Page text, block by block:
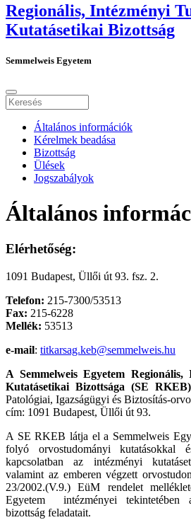
Regionális, Intézményi
Kutatásetikai Bizottság
Semmelweis Egyetem
Általános információk
Kérelmek beadása
Bizottság
Ülések
Jogszabályok
Általános
Elérhetőség:
1091 Budapest, Üllői út 93. fsz. 2.
Telefon: 215-7300/53513
Fax: 215-6228
Mellék: 53513
e-mail: titkarsag.keb@semmelweis.hu
A Semmelweis Egyetem Regionális,
Kutatásetikai Bizottsága (SE RKEB)
Patológiai, Igazságügyi és Biztosítás-
cím: 1091 Budapest, Üllői út 93.
A SE RKEB látja el a Semmelweis
folyó orvostudományi kutatásokkal
kapcsolatban az intézményi
valamint az emberen végzett
23/2002.(V.9.) EüM rendelet
Egyetem intézményei tekintetében
bizottság feladatait.